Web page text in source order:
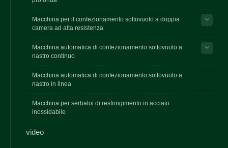
Macchina per il confezionamento sottovuoto a doppia
camera ad alta resistenza
Macchina automatica di confezionamento sottovuoto a
nastro continuo
Macchina automatica di confezionamento sottovuoto a
nastro in linea
Macchina per serbatoi di restringimento in acciaio
inossidabile
video